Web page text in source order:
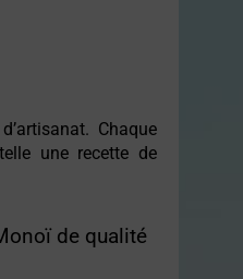
Chaque
une recette de
de qualité